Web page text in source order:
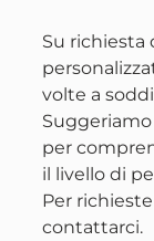
Su richiesta
volte a
per
il livello di
Per
contattarci.